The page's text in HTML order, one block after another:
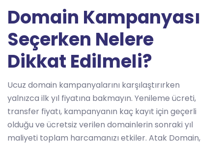
Domain Kampanyası
Seçerken Nelere
Dikkat Edilmeli?
Ucuz domain kampanyalarını karşılaştırırken
yalnızca ilk yıl fiyatına bakmayın. Yenileme ücreti,
transfer fiyatı, kampanyanın kaç kayıt için geçerli
olduğu ve ücretsiz verilen domainlerin sonraki yıl
maliyeti toplam harcamanızı etkiler. Atak Domain,